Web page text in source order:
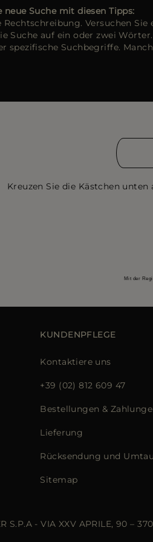
neue Suche mit diesen Tipps:
Versuchen Sie
Suche auf ein oder zwei Wörter.
spezifische Suchbegriffe.
Kreuzen Sie die Kästchen
Mit der
KUNDENPFLEGE
Kontaktiere uns
+39 (02) 812 609 47
Bestellungen &
Lieferung
Rücksendung und
Sitemap
S.P.A - VIA XXV APRILE, 90 –